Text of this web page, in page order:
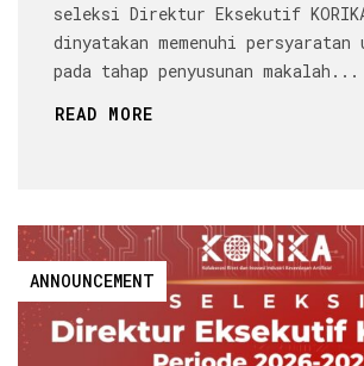
seleksi Direktur Eksekutif
dinyatakan memenuhi persyaratan
pada tahap penyusunan makalah...
READ MORE
ANNOUNCEMENT